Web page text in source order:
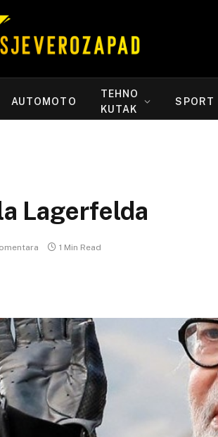
AUTOMOTO
TEHNO
KUTAK
SPORT
Lagerfelda
1 Min Read